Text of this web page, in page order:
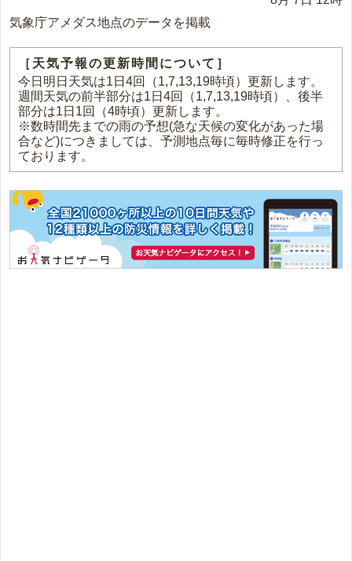
気象庁アメダス地点のデータを掲載
［天気予報の更新時間について］
今日明日天気は1日4回（1,7,13,19時頃）更新します。
週間天気の前半部分は1日4回（1,7,13,19時頃）、後半
部分は1日1回（4時頃）更新します。
※数時間先までの雨の予想(急な天候の変化があった場
合など)につきましては、予測地点毎に毎時修正を行っ
ております。